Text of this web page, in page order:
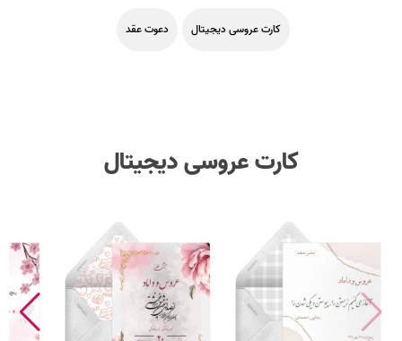
کارت عروسی دیجیتال دعوت عقد
کارت عروسی دیجیتال